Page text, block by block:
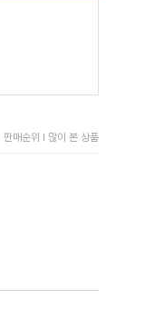
판매순위 I 많이 본 상품